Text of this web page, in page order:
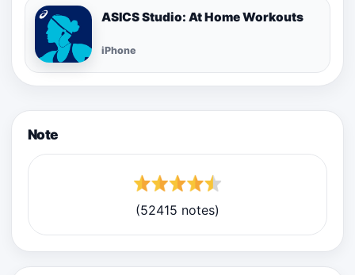
ASICS Studio: At Home Workouts
iPhone
Note
(52415 notes)